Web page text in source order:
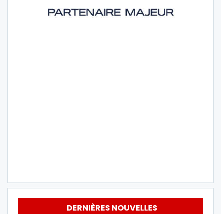
DERNIÈRES NOUVELLES